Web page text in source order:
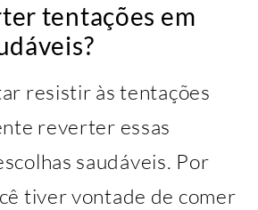
tentações em
resistir às tentações
reverter essas
saudáveis. Por
tiver vontade de comer